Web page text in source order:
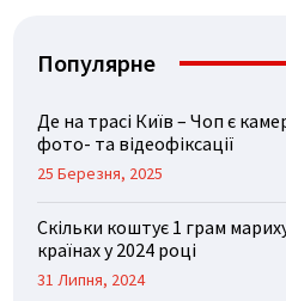
Популярне
Де на трасі Київ – Чоп є
фото- та відеофіксації
25 Березня, 2025
Скільки коштує 1 грам
країнах у 2024 році
31 Липня, 2024